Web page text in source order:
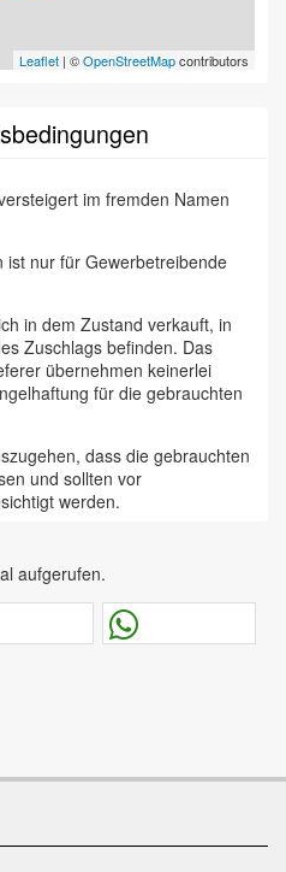
Leaflet | ©OpenStreetMapcontributors
im fremden Namen
ist nur für Gewerbetreibende
in dem Zustand verkauft, in
Zuschlags befinden. Das
übernehmen keinerlei
für die gebrauchten
dass die gebrauchten
und sollten vor
werden.
Artikel ungeprüft sind.
Fahrzeugen und Maschinen
bereits einen nicht
haben.
hin, dass Gebote nur
akzeptieren.
aufgerufen.